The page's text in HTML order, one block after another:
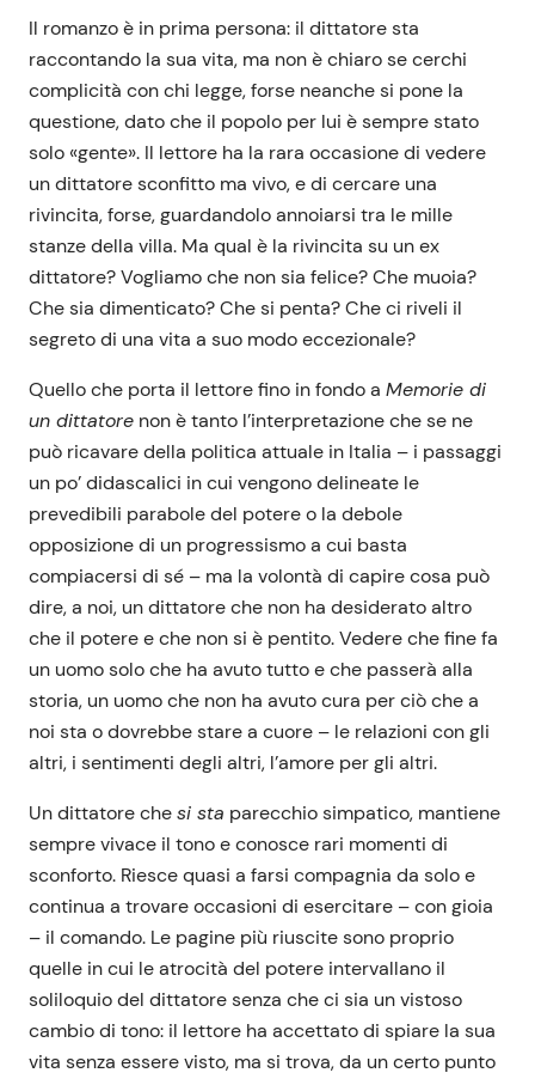
Il romanzo è in prima persona: il dittatore sta
raccontando la sua vita, ma non è chiaro se cerchi
complicità con chi legge, forse neanche si pone la
questione, dato che il popolo per lui è sempre stato
solo «gente». Il lettore ha la rara occasione di vedere
un dittatore sconfitto ma vivo, e di cercare una
rivincita, forse, guardandolo annoiarsi tra le mille
stanze della villa. Ma qual è la rivincita su un ex
dittatore? Vogliamo che non sia felice? Che muoia?
Che sia dimenticato? Che si penta? Che ci riveli il
segreto di una vita a suo modo eccezionale?
Quello che porta il lettore fino in fondo a Memorie di
un dittatore non è tanto l’interpretazione che se ne
può ricavare della politica attuale in Italia – i passaggi
un po’ didascalici in cui vengono delineate le
prevedibili parabole del potere o la debole
opposizione di un progressismo a cui basta
compiacersi di sé – ma la volontà di capire cosa può
dire, a noi, un dittatore che non ha desiderato altro
che il potere e che non si è pentito. Vedere che fine fa
un uomo solo che ha avuto tutto e che passerà alla
storia, un uomo che non ha avuto cura per ciò che a
noi sta o dovrebbe stare a cuore – le relazioni con gli
altri, i sentimenti degli altri, l’amore per gli altri.
Un dittatore chesi sta parecchio simpatico, mantiene
sempre vivace il tono e conosce rari momenti di
sconforto. Riesce quasi a farsi compagnia da solo e
continua a trovare occasioni di esercitare – con gioia
– il comando. Le pagine più riuscite sono proprio
quelle in cui le atrocità del potere intervallano il
soliloquio del dittatore senza che ci sia un vistoso
cambio di tono: il lettore ha accettato di spiare la sua
vita senza essere visto, ma si trova, da un certo punto